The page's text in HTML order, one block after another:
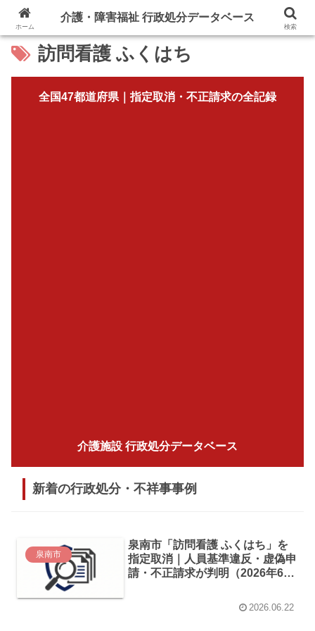
訪問看護 ふくはち
全国47都道府県｜指定取消・不正請求の全記録
介護施設 行政処分データベース
新着の行政処分・不祥事事例
泉南市
泉南市「訪問看護 ふくはち」を
指定取消｜人員基準違反・虚偽申
請・不正請求が判明（2026年6
2026.06.22
ホーム
介護・障害福祉 行政処分データベース
検索